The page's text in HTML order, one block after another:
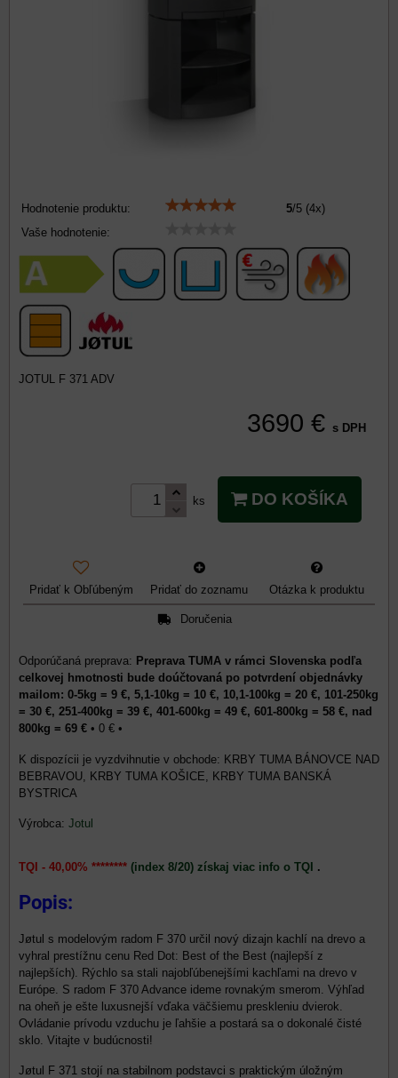
Hodnotenie produktu: 5/5 (4x)
Vaše hodnotenie:
JOTUL F 371 ADV
3690 € s DPH
ks DO KOŠÍKA
Pridať k Obľúbeným Pridať do zoznamu Otázka k produktu
Doručenia
Preprava TUMA v rámci Slovenska podľa
celkovej hmotnosti bude doúčtovaná po potvrdení objednávky
mailom: 0-5kg = 9 €, 5,1-10kg = 10 €, 10,1-100kg = 20 €, 101-250kg
= 30 €, 251-400kg = 39 €, 401-600kg = 49 €, 601-800kg = 58 €, nad
800kg = 69 € • 0 € •
KRBY TUMA BÁNOVCE NAD
BEBRAVOU, KRBY TUMA KOŠICE, KRBY TUMA BANSKÁ
BYSTRICA
Výrobca: Jotul
TQI - 40,00% ******** (index 8/20) získaj viac info o TQI .
Popis:
Jøtul s modelovým radom F 370 určil nový dizajn kachlí na drevo a
vyhral prestížnu cenu Red Dot: Best of the Best (najlepší z
najlepších). Rýchlo sa stali najobľúbenejšími kachľami na drevo v
Európe. S radom F 370 Advance ideme rovnakým smerom. Výhľad
na oheň je ešte luxusnejší vďaka väčšiemu preskleniu dvierok.
Ovládanie prívodu vzduchu je ľahšie a postará sa o dokonalé čisté
sklo. Vitajte v budúcnosti!
Jøtul F 371 stojí na stabilnom podstavci s praktickým úložným